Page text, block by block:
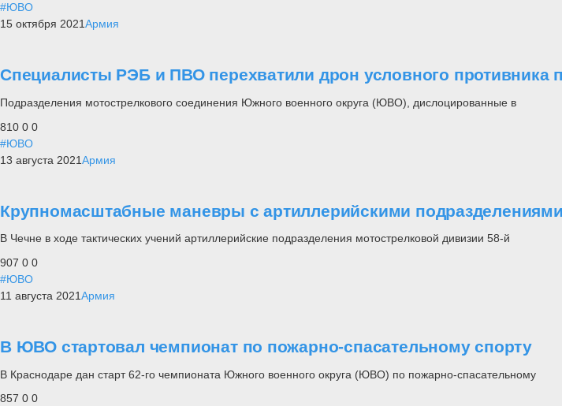
#ЮВО
15 октября 2021Армия
Специалисты РЭБ и ПВО перехватили дрон условного противника
Подразделения мотострелкового соединения Южного военного округа (ЮВО), дислоцированные в
810 0 0
#ЮВО
13 августа 2021Армия
Крупномасштабные маневры с артиллерийскими
В Чечне в ходе тактических учений артиллерийские подразделения мотострелковой дивизии 58-й
907 0 0
#ЮВО
11 августа 2021Армия
В ЮВО стартовал чемпионат по пожарно-спасательному спорту
В Краснодаре дан старт 62-го чемпионата Южного военного округа (ЮВО) по пожарно-спасательному
857 0 0